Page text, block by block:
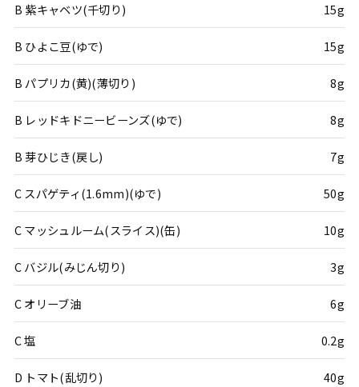
B 紫キャベツ(千切り) 15g
B ひよこ豆(ゆで) 15g
B パプリカ(黄)(薄切り) 8g
B レッドキドニービーンズ(ゆで) 8g
B 芽ひじき(戻し) 7g
C スパゲティ(1.6mm)(ゆで) 50g
C マッシュルーム(スライス)(缶) 10g
C バジル(みじん切り) 3g
C オリーブ油 6g
C 塩 0.2g
D トマト(乱切り) 40g